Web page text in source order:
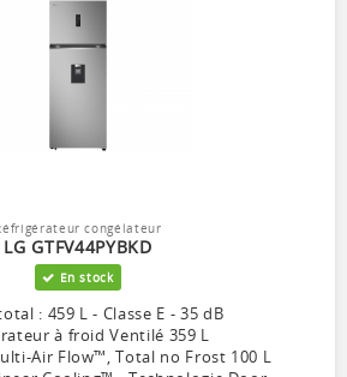
congélateur
LG GTFV44PYBKD
En stock
: 459 L - Classe E - 35 dB
à froid Ventilé 359 L
Air Flow™, Total no Frost 100 L